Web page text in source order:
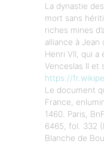
La dynastie
mort sans
riches mines
alliance à Jean
Henri VII, qui a
Venceslas II et
https://
Le document
France,
1460. Paris,
6465, fol. 332
Blanche de